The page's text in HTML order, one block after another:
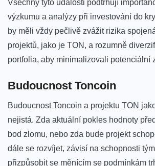
Všechny tyto události podtrhují‌
⁤výzkumu a analýzy při investování do
by ​měli vždy pečlivě⁤ zvážit‍ rizika
projektů, jako je TON, ​a rozumně
portfolia, aby minimalizovali potenciální
Budoucnost Toncoin
Budoucnost Toncoin a ⁢projektu TON⁢
nejistá. Zda aktuální pokles hodnoty
bod zlomu, nebo zda‍ bude projekt
dále se rozvíjet, závisí na schopnosti
přizpůsobit se měnícím⁤ se podmínkám